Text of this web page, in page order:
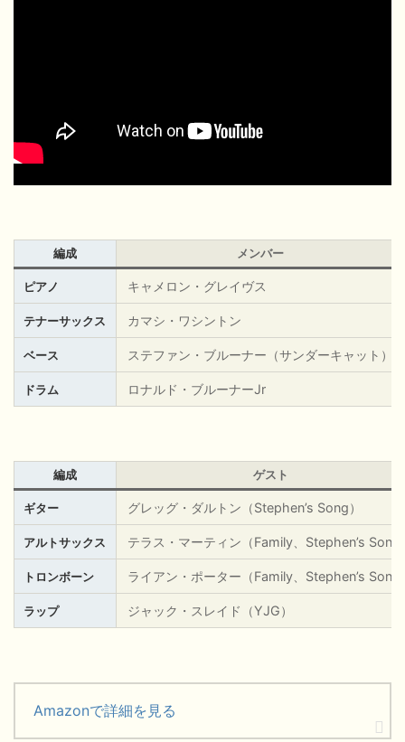
編成 メンバー
ピアノ キャメロン・グレイヴス
テナーサックス カマシ・ワシントン
ベース ステファン・ブルーナー（サンダーキャット）
ドラム ロナルド・ブルーナーJr
編成 ゲスト
ギター グレッグ・ダルトン（Stephen’s Song）
アルトサックス テラス・マーティン（Family、 Stephen’s Song
トロンボーン ライアン・ポーター （Family、 Stephen’s Song
ラップ ジャック・スレイド（YJG）
Amazonで詳細を見る